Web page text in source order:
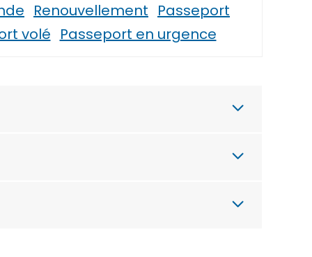
Renouvellement Passeport
volé Passeport en urgence